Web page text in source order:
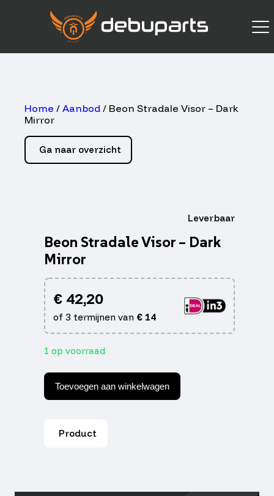
Home / Aanbod / Beon Stradale Visor – Dark
Mirror
Ga naar overzicht
Leverbaar
Beon Stradale Visor – Dark
Mirror
€42,20
of 3 termijnen van €14
1 op voorraad
Stradale
Visor
-
aantal
Toevoegen aan winkelwagen
Product